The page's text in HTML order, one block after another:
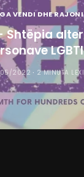
VENDI DHE RAJONI
Shtëpia
2022 2 MINUTA